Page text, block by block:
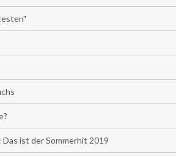
ist der Sommerhit 2019